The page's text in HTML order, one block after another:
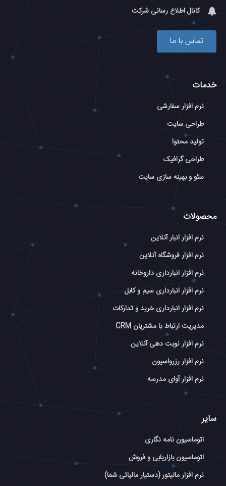
کانال اطلاع رسانی شرکت
تماس با ما
خدمات
نرم افزار سفارشی
طراحی سایت
تولید محتوا
طراحی گرافیک
سئو و بهینه سازی سایت
محصولات
نرم افزار انبار آنلاین
نرم افزار فروشگاه آنلاین
نرم افزار انبارداری داروخانه
نرم افزار انبارداری سیم و کابل
نرم افزار انبارداری خرید و تدارکات
مدیریت ارتباط با مشتریان CRM
نرم افزار نوبت دهی آنلاین
نرم افزار رزرواسیون
نرم افزار آوای مدرسه
سایر
اتوماسیون نامه نگاری
اتوماسیون بازاریابی و فروش
نرم افزار مالیتور (دستیار مالیاتی شما)